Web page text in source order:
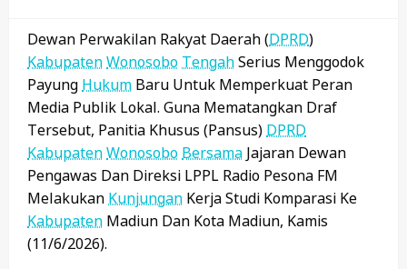
Dewan Perwakilan Rakyat Daerah (DPRD)
KabupatenWonosobo TengahSerius Menggodok
Payung Hukum Baru Untuk Memperkuat Peran
Media Publik Lokal. Guna Mematangkan Draf
Tersebut, Panitia Khusus (Pansus) DPRD
KabupatenWonosobo Bersama Jajaran Dewan
Pengawas Dan Direksi LPPL Radio Pesona FM
Melakukan Kunjungan Kerja Studi Komparasi Ke
Kabupaten Madiun Dan Kota Madiun, Kamis
(11/6/2026).